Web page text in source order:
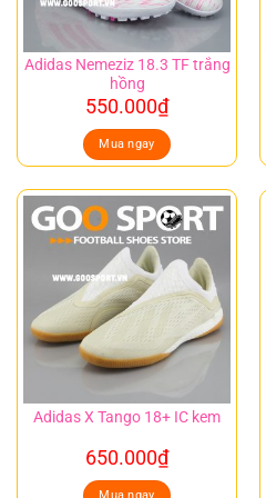
Adidas Nemeziz 18.3 TF trắng
hồng
550.000₫
Mua ngay
Adidas X Tango 18+ IC kem
650.000₫